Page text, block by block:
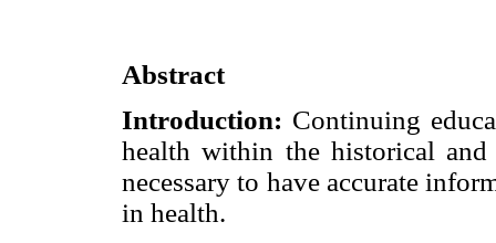
Abstract
Introduction: Continuing
health within the historical
necessary to have accurate
in health.